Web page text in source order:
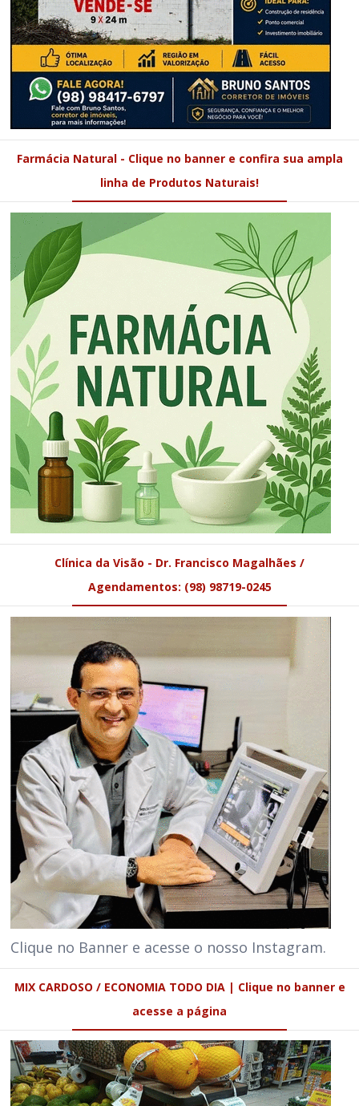
Farmácia Natural - Clique no banner e confira sua ampla
linha de Produtos Naturais!
Clínica da Visão - Dr. Francisco Magalhães /
Agendamentos: (98) 98719-0245
Clique no Banner e acesse o nosso Instagram.
MIX CARDOSO / ECONOMIA TODO DIA | Clique no banner e
acesse a página